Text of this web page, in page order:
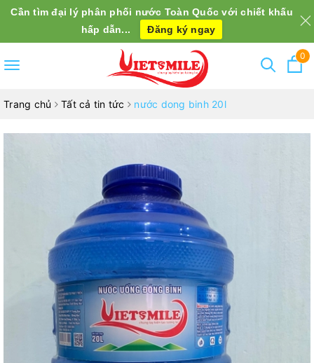
Toggle
0
Trang chủ Tất cả tin tức nước dong binh 20l
Cần tìm đại lý phân phối nước Toàn Quốc với chiết khấu
hấp dẫn...
Đăng ký ngay